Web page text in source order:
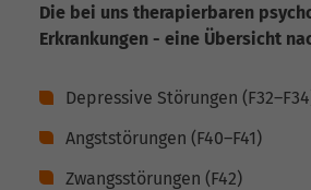
Die bei uns therapierbaren
Erkrankungen - eine Übersicht
Depressive Störungen
Angststörungen (F40–F41)
Zwangsstörungen (F42)